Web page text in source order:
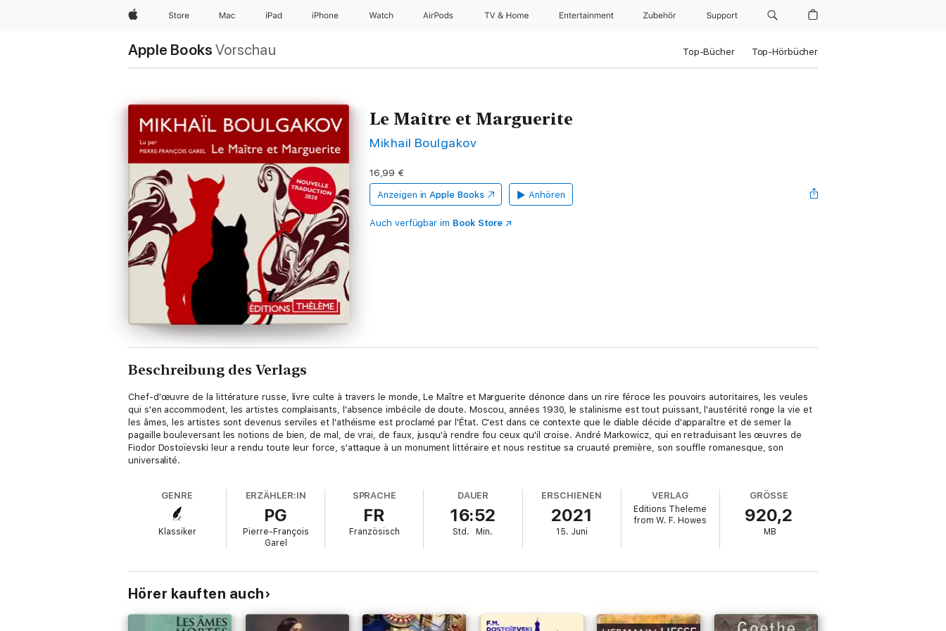
Apple Store Mac iPad iPhone Watch AirPods TV & Home Entertainment Zubehör Support
Apple Books Vorschau Top-Bücher Top-Hörbücher
Le Maître et Marguerite
Mikhail Boulgakov
16,99 €
Anzeigen in Apple Books Anhören
Auch verfügbar im Book Store
Beschreibung des Verlags
Chef-d'œuvre de la littérature russe, livre culte à travers le monde, Le Maître et Marguerite dénonce dans un rire féroce les pouvoirs autoritaires, les veules
qui s'en accommodent, les artistes complaisants, l'absence imbécile de doute. Moscou, années 1930, le stalinisme est tout puissant, l'austérité ronge la vie et
les âmes, les artistes sont devenus serviles et l'athéisme est proclamé par l'État. C'est dans ce contexte que le diable décide d'apparaître et de semer la
pagaille bouleversant les notions de bien, de mal, de vrai, de faux, jusqu'à rendre fou ceux qu'il croise. André Markowicz, qui en retraduisant les œuvres de
Fiodor Dostoïevski leur a rendu toute leur force, s'attaque à un monument littéraire et nous restitue sa cruauté première, son souffle romanesque, son
universalité.
GENRE
Klassiker
ERZÄHLER:IN
PG
Pierre-François
Garel
SPRACHE
FR
Französisch
DAUER
16:52
Std. Min.
ERSCHIENEN
2021
15. Juni
VERLAG
Editions Theleme
from W. F. Howes
GRÖSSE
920,2
MB
Hörer kauften auch